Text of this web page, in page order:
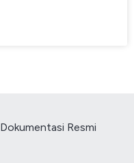
Dokumentasi Resmi